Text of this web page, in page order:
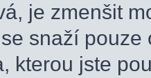
je zmenšit
snaží
kterou jste